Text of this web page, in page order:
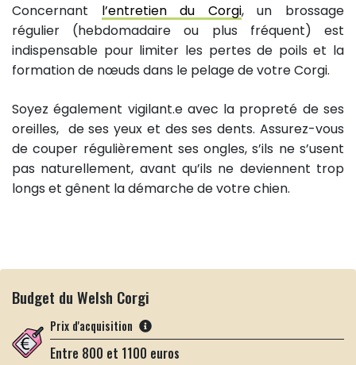
Concernant l’entretien du Corgi, un brossage
régulier (hebdomadaire ou plus fréquent) est
indispensable pour limiter les pertes de poils et la
formation de nœuds dans le pelage de votre Corgi.
Soyez également vigilant.e avec la propreté de ses
oreilles, de ses yeux et des ses dents. Assurez-vous
de couper régulièrement ses ongles, s’ils ne s’usent
pas naturellement, avant qu’ils ne deviennent trop
longs et gênent la démarche de votre chien.
Budget du Welsh Corgi
Prix d'acquisition
Entre 800 et 1100 euros